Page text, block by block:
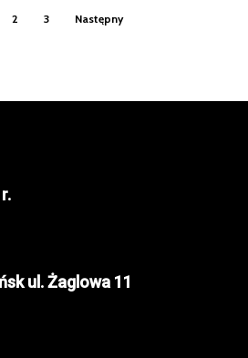
2 3 Następny
ul. Żaglowa 11